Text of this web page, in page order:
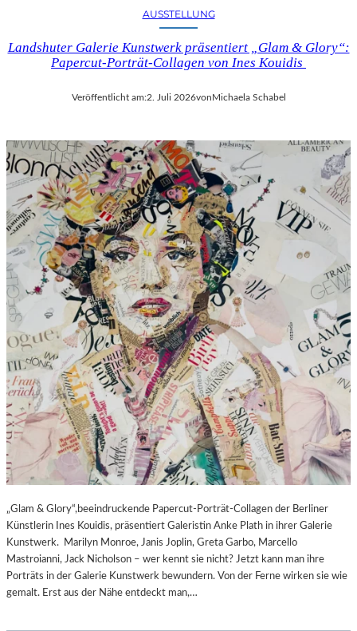
AUSSTELLUNG
Landshuter Galerie Kunstwerk präsentiert „Glam & Glory“:
Papercut-Porträt-Collagen von Ines Kouidis
Veröffentlicht am:2. Juli 2026vonMichaela Schabel
„Glam & Glory“,beeindruckende Papercut-Porträt-Collagen der Berliner
Künstlerin Ines Kouidis, präsentiert Galeristin Anke Plath in ihrer Galerie
Kunstwerk. Marilyn Monroe, Janis Joplin, Greta Garbo, Marcello
Mastroianni, Jack Nicholson – wer kennt sie nicht? Jetzt kann man ihre
Porträts in der Galerie Kunstwerk bewundern. Von der Ferne wirken sie wie
gemalt. Erst aus der Nähe entdeckt man,…